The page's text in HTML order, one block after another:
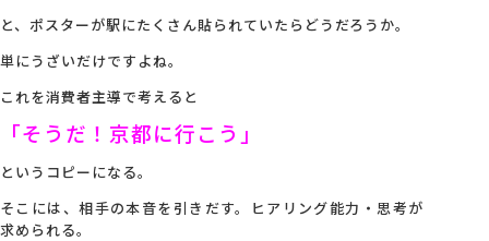
と、ポスターが駅にたくさん貼られていたらどうだろうか。
単にうざいだけですよね。
これを消費者主導で考えると
「そうだ！京都に行こう」
というコピーになる。
そこには、相手の本音を引きだす。ヒアリング能力・思考が
求められる。